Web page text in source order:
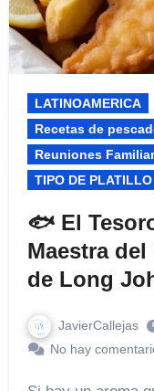
LATINOAMERICA
Recetas de
Reuniones
TIPO DE PLATILLO
🐟 El
Maestra
de Long
JavierCallejas
No hay